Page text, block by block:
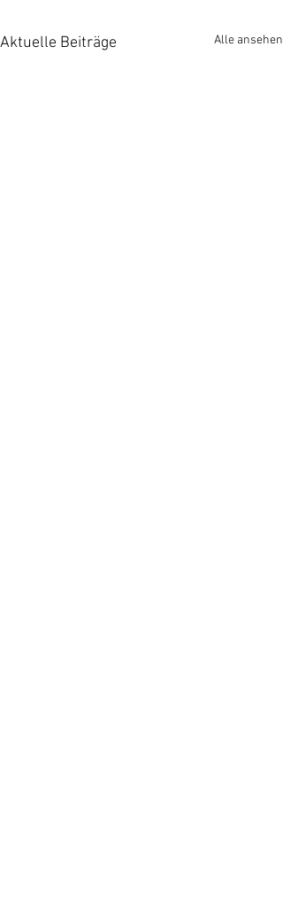
Aktuelle Beiträge Alle ansehen